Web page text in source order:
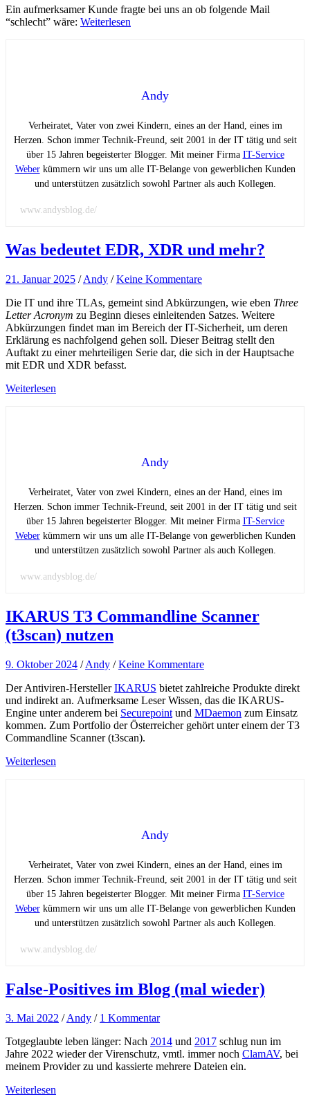
Ein aufmerksamer Kunde fragte bei uns an ob folgende Mail
“schlecht” wäre: Weiterlesen
Andy
Verheiratet, Vater von zwei Kindern, eines an der Hand, eines im
Herzen. Schon immer Technik-Freund, seit 2001 in der IT tätig und seit
über 15 Jahren begeisterter Blogger. Mit meiner Firma IT-Service
Weberkümmern wir uns um alle IT-Belange von gewerblichen Kunden
und unterstützen zusätzlich sowohl Partner als auch Kollegen.
www.andysblog.de/
Was bedeutet EDR, XDR und mehr?
21. Januar 2025 /Andy /Keine Kommentare
Die IT und ihre TLAs, gemeint sind Abkürzungen, wie eben Three
Letter Acronym zu Beginn dieses einleitenden Satzes. Weitere
Abkürzungen findet man im Bereich der IT-Sicherheit, um deren
Erklärung es nachfolgend gehen soll. Dieser Beitrag stellt den
Auftakt zu einer mehrteiligen Serie dar, die sich in der Hauptsache
mit EDR und XDR befasst.
Weiterlesen
Andy
Verheiratet, Vater von zwei Kindern, eines an der Hand, eines im
Herzen. Schon immer Technik-Freund, seit 2001 in der IT tätig und seit
über 15 Jahren begeisterter Blogger. Mit meiner Firma IT-Service
Weberkümmern wir uns um alle IT-Belange von gewerblichen Kunden
und unterstützen zusätzlich sowohl Partner als auch Kollegen.
www.andysblog.de/
IKARUS T3 Commandline Scanner
(t3scan) nutzen
9. Oktober 2024 /Andy /Keine Kommentare
Der Antiviren-HerstellerIKARUS bietet zahlreiche Produkte direkt
und indirekt an. Aufmerksame Leser Wissen, das die IKARUS-
Engine unter anderem bei Securepoint und MDaemon zum Einsatz
kommen. Zum Portfolio der Österreicher gehört unter einem der T3
Commandline Scanner (t3scan).
Weiterlesen
Andy
Verheiratet, Vater von zwei Kindern, eines an der Hand, eines im
Herzen. Schon immer Technik-Freund, seit 2001 in der IT tätig und seit
über 15 Jahren begeisterter Blogger. Mit meiner Firma IT-Service
Weberkümmern wir uns um alle IT-Belange von gewerblichen Kunden
und unterstützen zusätzlich sowohl Partner als auch Kollegen.
www.andysblog.de/
False-Positives im Blog (mal wieder)
3. Mai 2022 /Andy / 1 Kommentar
Totgeglaubte leben länger: Nach 2014 und 2017 schlug nun im
Jahre 2022 wieder der Virenschutz, vmtl. immer noch ClamAV, bei
meinem Provider zu und kassierte mehrere Dateien ein.
Weiterlesen